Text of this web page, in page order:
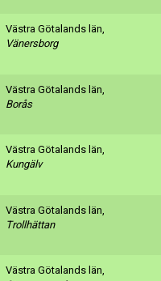
Västra Götalands län,
Vänersborg
Västra Götalands län,
Borås
Västra Götalands län,
Kungälv
Västra Götalands län,
Trollhättan
Västra Götalands län,